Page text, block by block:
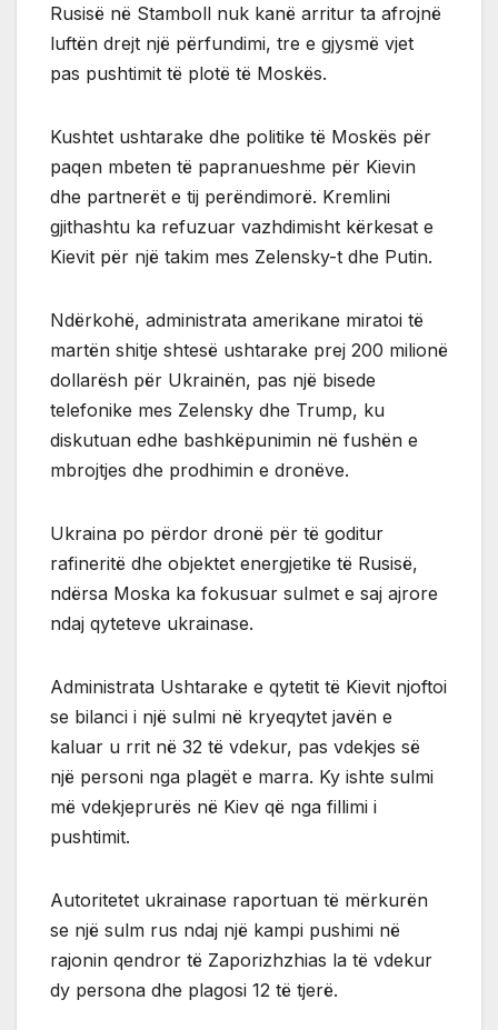
Rusisë në Stamboll nuk kanë arritur ta afrojnë
luftën drejt një përfundimi, tre e gjysmë vjet
pas pushtimit të plotë të Moskës.
Kushtet ushtarake dhe politike të Moskës për
paqen mbeten të papranueshme për Kievin
dhe partnerët e tij perëndimorë. Kremlini
gjithashtu ka refuzuar vazhdimisht kërkesat e
Kievit për një takim mes Zelensky-t dhe Putin.
Ndërkohë, administrata amerikane miratoi të
martën shitje shtesë ushtarake prej 200 milionë
dollarësh për Ukrainën, pas një bisede
telefonike mes Zelensky dhe Trump, ku
diskutuan edhe bashkëpunimin në fushën e
mbrojtjes dhe prodhimin e dronëve.
Ukraina po përdor dronë për të goditur
rafineritë dhe objektet energjetike të Rusisë,
ndërsa Moska ka fokusuar sulmet e saj ajrore
ndaj qyteteve ukrainase.
Administrata Ushtarake e qytetit të Kievit njoftoi
se bilanci i një sulmi në kryeqytet javën e
kaluar u rrit në 32 të vdekur, pas vdekjes së
një personi nga plagët e marra. Ky ishte sulmi
më vdekjeprurës në Kiev që nga fillimi i
pushtimit.
Autoritetet ukrainase raportuan të mërkurën
se një sulm rus ndaj një kampi pushimi në
rajonin qendror të Zaporizhzhias la të vdekur
dy persona dhe plagosi 12 të tjerë.